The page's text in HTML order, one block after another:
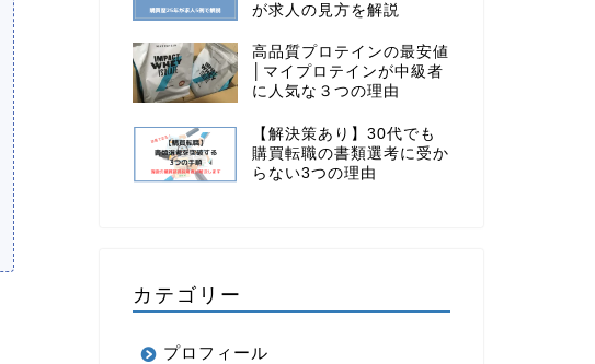
が求人の見方を解説
高品質プロテインの最安値
│マイプロテインが中級者
に人気な３つの理由
【解決策あり】30代でも
購買転職の書類選考に受か
らない3つの理由
カテゴリー
プロフィール